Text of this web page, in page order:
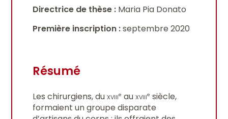
Directrice de thèse : Maria Pia Donato
Première inscription :septembre 2020
Résumé
Les chirurgiens, duxviiie auxviiie siècle,
formaient un groupe disparate